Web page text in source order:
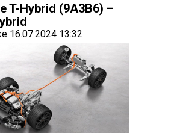
T-Hybrid (9A3B6) –
16.07.2024 13:32